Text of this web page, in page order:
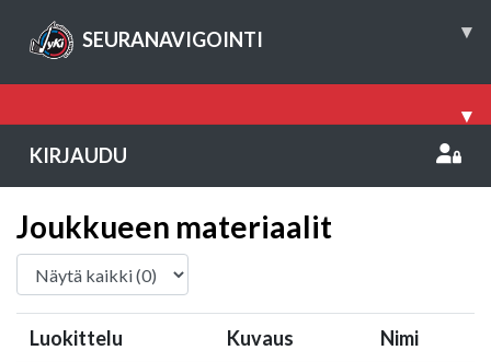
SEURANAVIGOINTI ▾
▾
KIRJAUDU
Joukkueen materiaalit
Luokittelu Kuvaus Nimi